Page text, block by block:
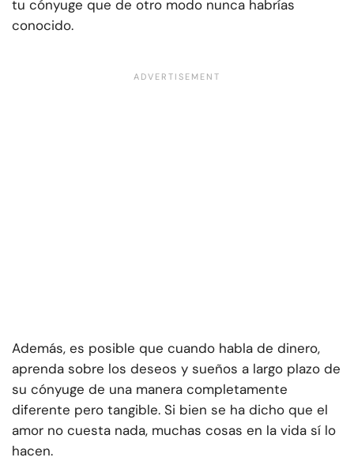
tu cónyuge que de otro modo nunca habrías
conocido.
Además, es posible que cuando habla de dinero,
aprenda sobre los deseos y sueños a largo plazo de
su cónyuge de una manera completamente
diferente pero tangible. Si bien se ha dicho que el
amor no cuesta nada, muchas cosas en la vida sí lo
hacen.